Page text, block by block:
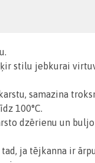
stilu jebkurai
samazina
100°C.
dzērienu un
ja tējkanna ir